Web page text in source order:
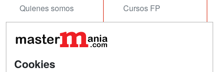
Quienes somos
Acceso Usuarios
Acceso Centros
Cursos FP
Cookies